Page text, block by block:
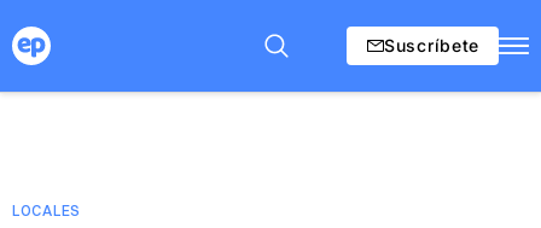
Suscríbete
LOCALES